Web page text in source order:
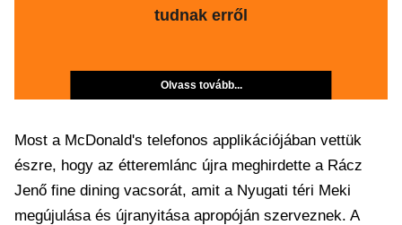
tudnak erről
Olvass tovább...
Most a McDonald's telefonos applikációjában vettük
észre, hogy az étteremlánc újra meghirdette a Rácz
Jenő fine dining vacsorát, amit a Nyugati téri Meki
megújulása és újranyitása apropóján szerveznek. A